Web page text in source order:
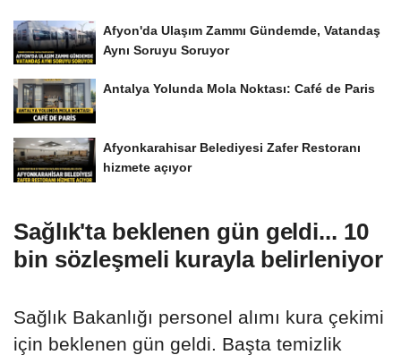
Afyon'da Ulaşım Zammı Gündemde, Vatandaş
Aynı Soruyu Soruyor
Antalya Yolunda Mola Noktası: Café de Paris
Afyonkarahisar Belediyesi Zafer Restoranı
hizmete açıyor
Sağlık'ta beklenen gün geldi... 10
bin sözleşmeli kurayla belirleniyor
Sağlık Bakanlığı personel alımı kura çekimi
için beklenen gün geldi. Başta temizlik